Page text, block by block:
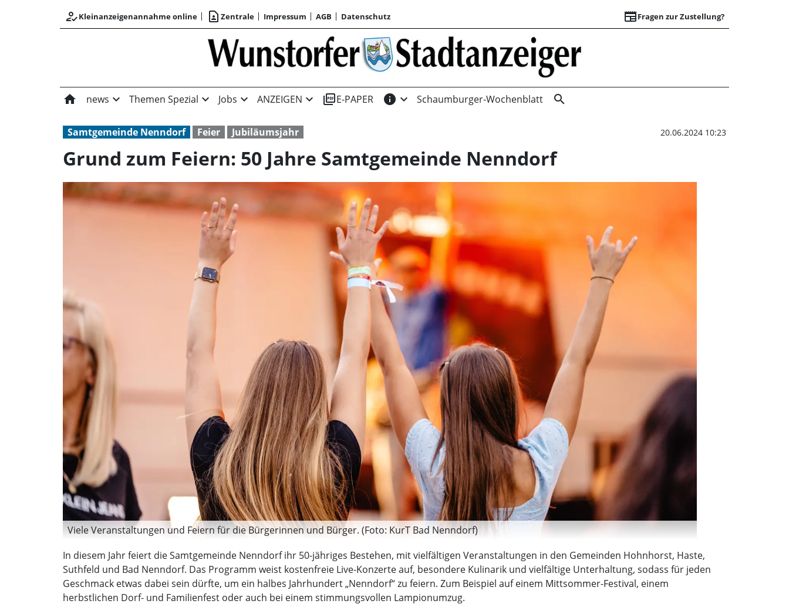
how_to_regKleinanzeigenannahme online contact_page Zentrale Impressum AGB Datenschutz newspaperFragen zur Zustellung?
Grund zum
home news expand_more Themen Spezial expand_more Jobs expand_more ANZEIGEN expand_more picture_as_pdfE-PAPER info expand_more Schaumburger-Wochenblatt search
Samtgemeinde Nenndorf Feier Jubiläumsjahr 20.06.2024 10:23
Grund zum Feiern: 50 Jahre Samtgemeinde Nenndorf
Viele Veranstaltungen und Feiern für die Bürgerinnen und Bürger. (Foto: KurT Bad Nenndorf)
In diesem Jahr feiert die Samtgemeinde Nenndorf ihr 50-jähriges Bestehen, mit vielfältigen Veranstaltungen in den Gemeinden Hohnhorst, Haste,
Suthfeld und Bad Nenndorf. Das Programm weist kostenfreie Live-Konzerte auf, besondere Kulinarik und vielfältige Unterhaltung, sodass für jeden
Geschmack etwas dabei sein dürfte, um ein halbes Jahrhundert „Nenndorf“ zu feiern. Zum Beispiel auf einem Mittsommer-Festival, einem
herbstlichen Dorf- und Familienfest oder auch bei einem stimmungsvollen Lampionumzug.